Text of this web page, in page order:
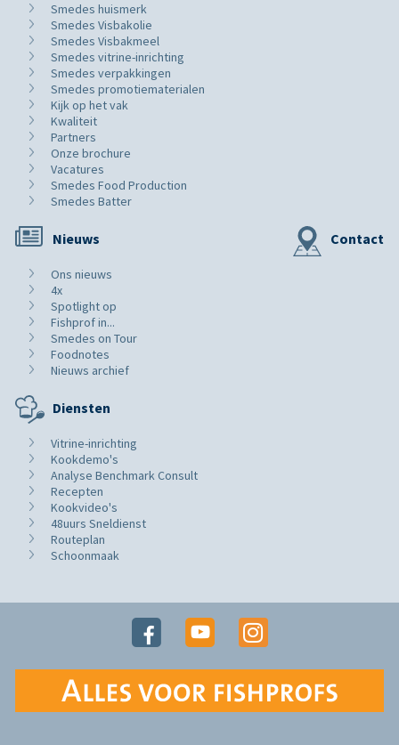
Smedes huismerk
Smedes Visbakolie
Smedes Visbakmeel
Smedes vitrine-inrichting
Smedes verpakkingen
Smedes promotiematerialen
Kijk op het vak
Kwaliteit
Partners
Onze brochure
Vacatures
Smedes Food Production
Smedes Batter
Nieuws
Ons nieuws
4x
Spotlight op
Fishprof in...
Smedes on Tour
Foodnotes
Nieuws archief
Diensten
Vitrine-inrichting
Kookdemo's
Analyse Benchmark Consult
Recepten
Kookvideo's
48uurs Sneldienst
Routeplan
Schoonmaak
Contact